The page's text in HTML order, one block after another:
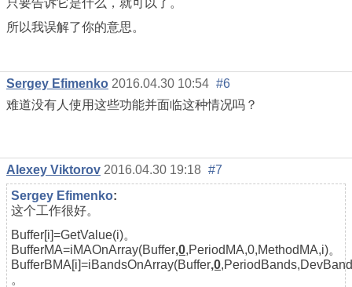
只要告诉它是什么，就可以了。
所以我误解了你的意思。
Sergey Efimenko 2016.04.30 10:54 #6
难道没有人使用这些功能并面临这种情况吗？
Alexey Viktorov 2016.04.30 19:18 #7
Sergey Efimenko:
这个工作很好。
Buffer[i]=GetValue(i)。
BufferMA=iMAOnArray(Buffer,0,PeriodMA,0,MethodMA,i)。
BufferBMA[i]=iBandsOnArray(Buffer,0
。